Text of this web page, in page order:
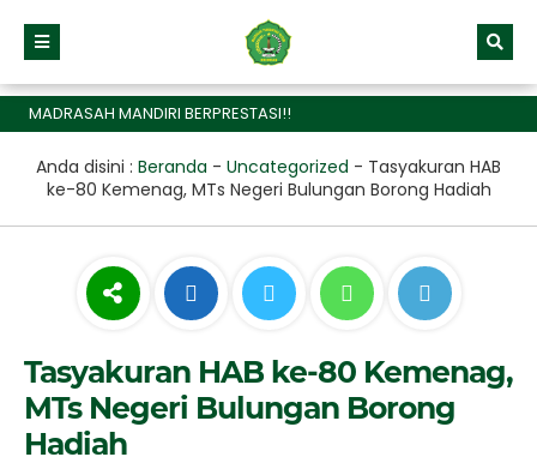
MANDIRI BERPRESTASI!!
Anda disini : Beranda - Uncategorized - Tasyakuran HAB
ke-80 Kemenag, MTs Negeri Bulungan Borong Hadiah
Tasyakuran HAB ke-80 Kemenag,
MTs Negeri Bulungan Borong
Hadiah